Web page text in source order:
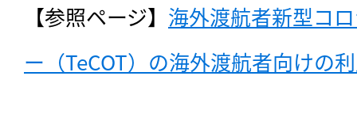
【参照ページ】 海外渡航者新型コ
ー（TeCOT）の海外渡航者向けの